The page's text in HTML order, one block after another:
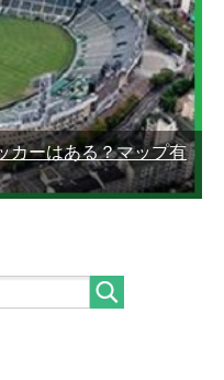
カーはある？マップ有